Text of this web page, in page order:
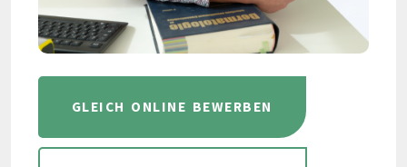
GLEICH ONLINE BEWERBEN